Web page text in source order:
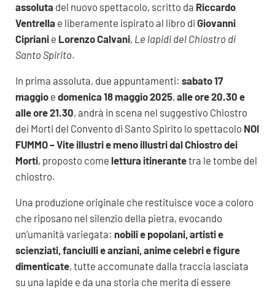
assoluta del nuovo spettacolo, scritto da Riccardo
Ventrella e liberamente ispirato al libro di Giovanni
Ciprianie Lorenzo Calvani, Le lapidi del Chiostro di
Santo Spirito.
In prima assoluta, due appuntamenti: sabato 17
maggioe domenica 18 maggio 2025, alle ore 20.30 e
alle ore 21.30, andrà in scena nel suggestivo Chiostro
dei Morti del Convento di Santo Spirito lo spettacolo NOI
FUMMO – Vite illustri e meno illustri dal Chiostro dei
Morti, proposto come lettura itinerantetra le tombe del
chiostro.
Una produzione originale che restituisce voce a coloro
che riposano nel silenzio della pietra, evocando
un’umanità variegata: nobili e popolani, artisti e
scienziati, fanciulli e anziani, anime celebri e figure
dimenticate, tutte accomunate dalla traccia lasciata
su una lapide e da una storia che merita di essere